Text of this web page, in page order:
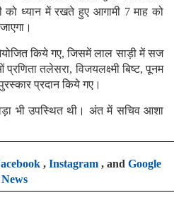
को ध्यान में रखते हुए आगामी 7 माह को
किये गए, जिसमें लाल साड़ी में सज
तलेसरा, विजयलक्ष्मी बिष्ट, पूनम
प्रदान किये गए।
भी उपस्थित थी। अंत में सचिव आशा
, Instagram, and Google
News